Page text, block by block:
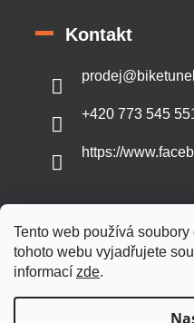
Tento web používá
tohoto webu vyjadřujete
informací zde.
Kontakt
prodej@
+420 773 545
https://
Copyright 2026